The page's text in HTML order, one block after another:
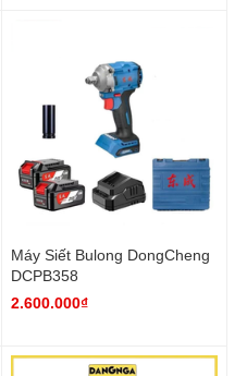
Máy Siết Bulong DongCheng
DCPB358
2.600.000₫